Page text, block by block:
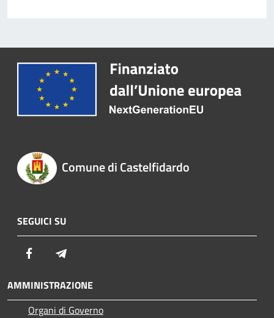
Comune di Castelfidardo
SEGUICI SU
Facebook
AMMINISTRAZIONE
Organi di Governo